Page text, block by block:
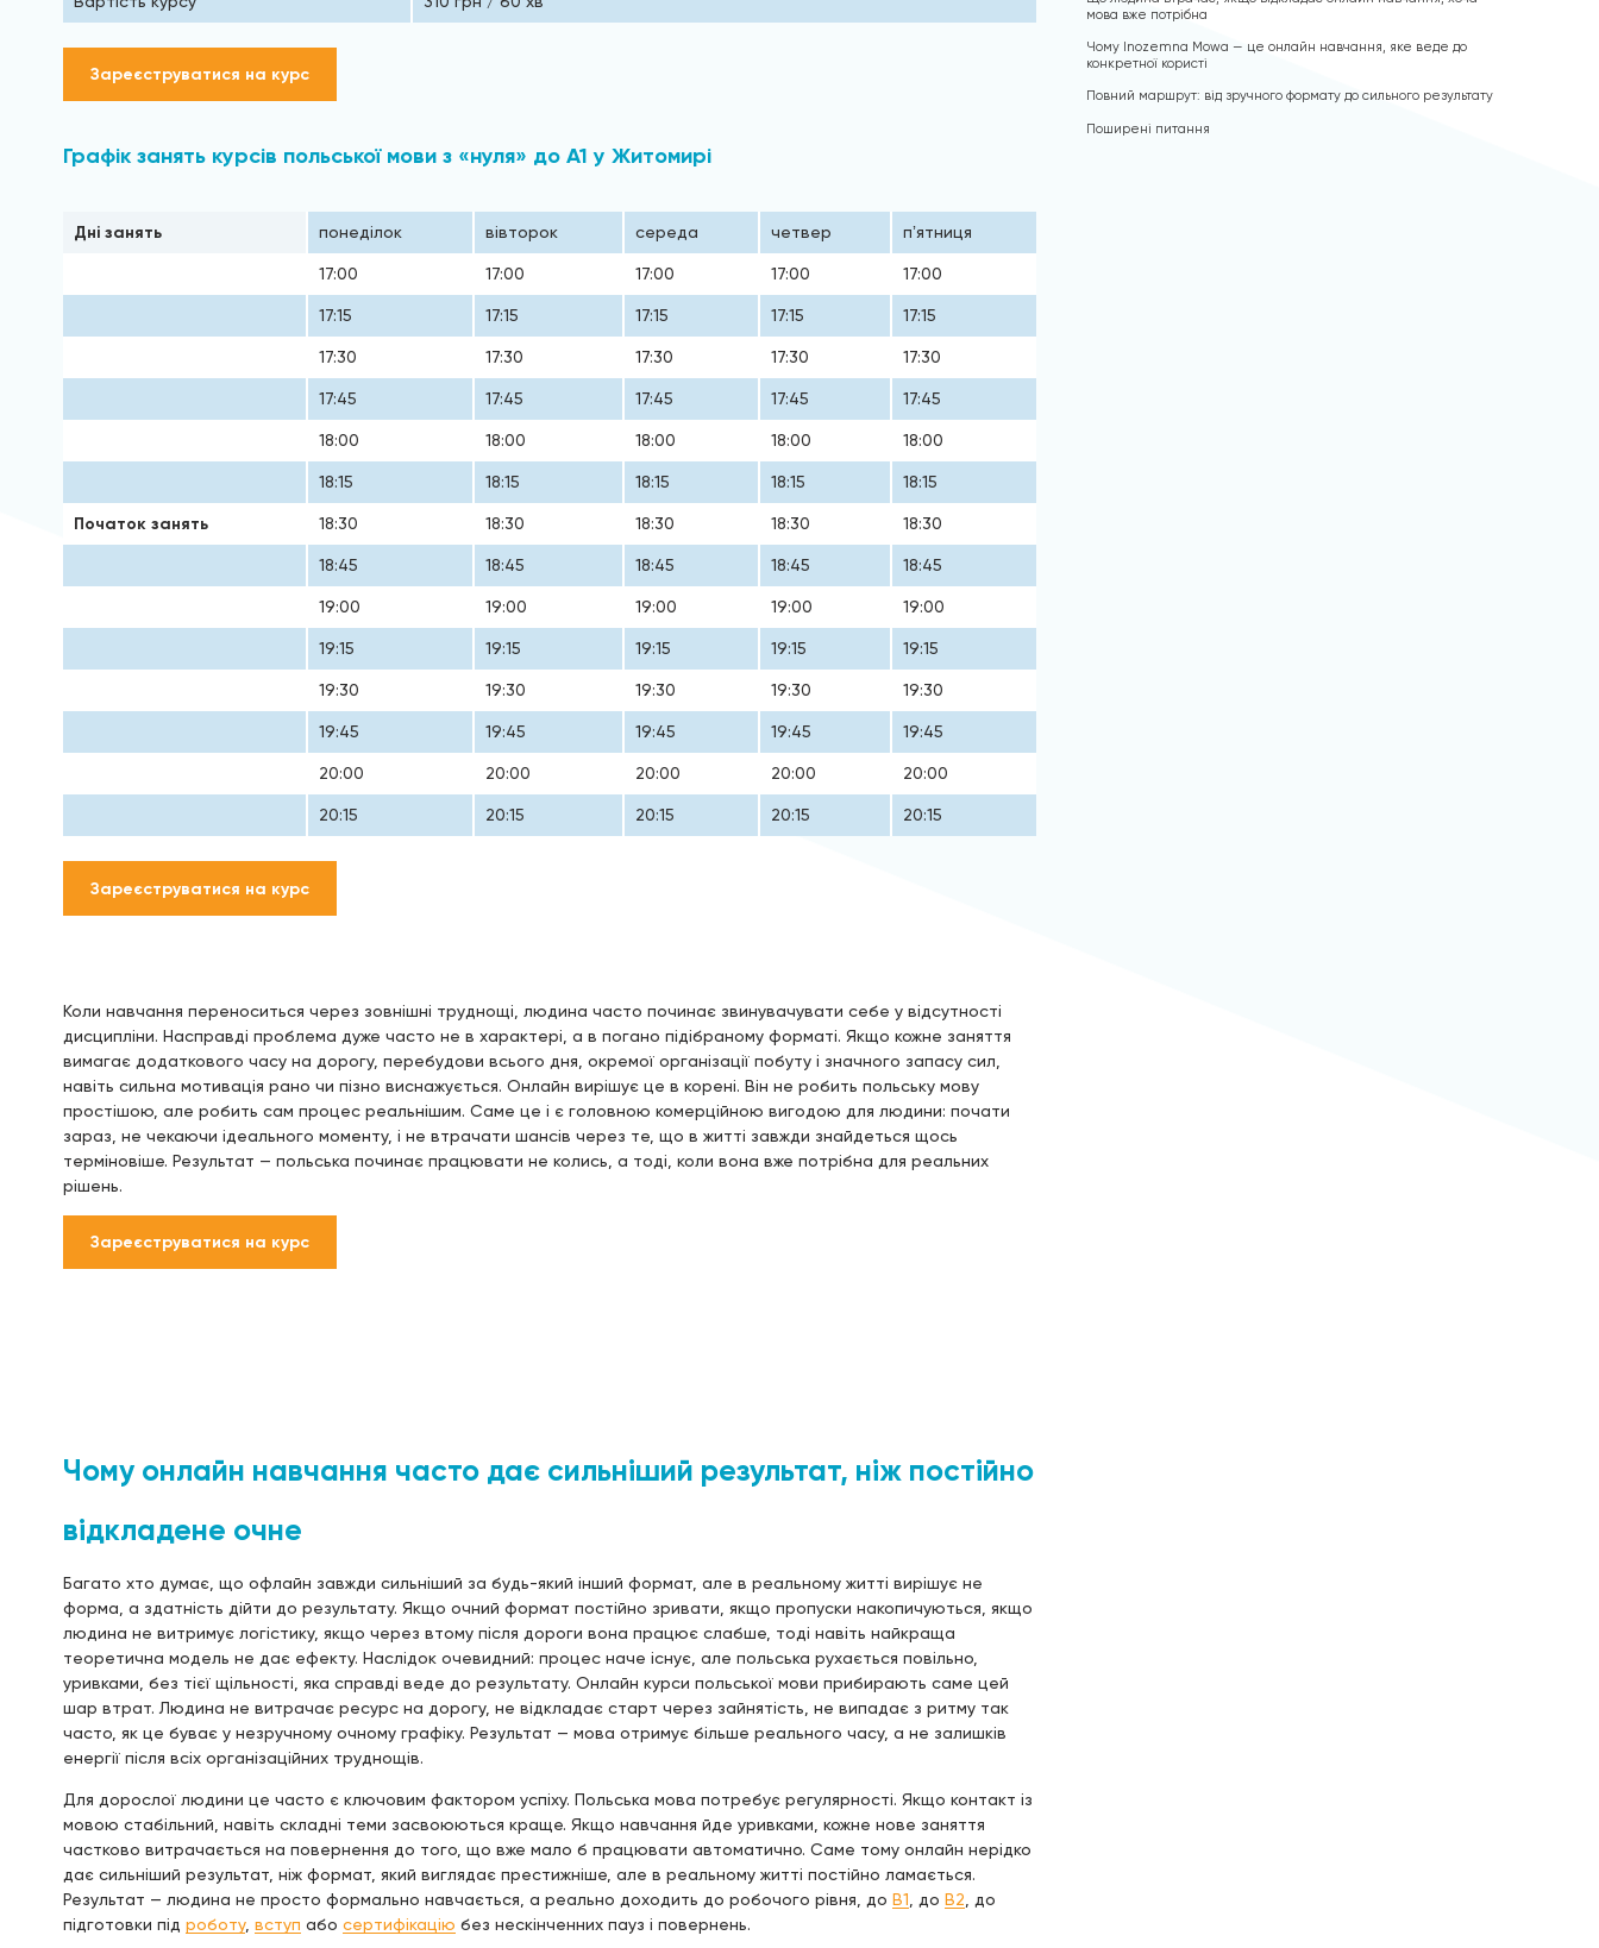
Зареєструватися на курс
Графік занять курсів польської мови з «нуля» до А1 у Житомирі
Дні занять понеділок вівторок середа четвер пʼятниця
17:00 17:00 17:00 17:00 17:00
17:15 17:15 17:15 17:15 17:15
17:30 17:30 17:30 17:30 17:30
17:45 17:45 17:45 17:45 17:45
18:00 18:00 18:00 18:00 18:00
18:15 18:15 18:15 18:15 18:15
Початок занять 18:30 18:30 18:30 18:30 18:30
18:45 18:45 18:45 18:45 18:45
19:00 19:00 19:00 19:00 19:00
19:15 19:15 19:15 19:15 19:15
19:30 19:30 19:30 19:30 19:30
19:45 19:45 19:45 19:45 19:45
20:00 20:00 20:00 20:00 20:00
20:15 20:15 20:15 20:15 20:15
Зареєструватися на курс
Коли навчання переноситься через зовнішні труднощі, людина часто починає звинувачувати себе у відсутності
дисципліни. Насправді проблема дуже часто не в характері, а в погано підібраному форматі. Якщо кожне заняття
вимагає додаткового часу на дорогу, перебудови всього дня, окремої організації побуту і значного запасу сил,
навіть сильна мотивація рано чи пізно виснажується. Онлайн вирішує це в корені. Він не робить польську мову
простішою, але робить сам процес реальнішим. Саме це і є головною комерційною вигодою для людини: почати
зараз, не чекаючи ідеального моменту, і не втрачати шансів через те, що в житті завжди знайдеться щось
терміновіше. Результат — польська починає працювати не колись, а тоді, коли вона вже потрібна для реальних
рішень.
Зареєструватися на курс
Чому онлайн навчання часто дає сильніший результат, ніж постійно
відкладене очне
Багато хто думає, що офлайн завжди сильніший за будь-який інший формат, але в реальному житті вирішує не
форма, а здатність дійти до результату. Якщо очний формат постійно зривати, якщо пропуски накопичуються, якщо
людина не витримує логістику, якщо через втому після дороги вона працює слабше, тоді навіть найкраща
теоретична модель не дає ефекту. Наслідок очевидний: процес наче існує, але польська рухається повільно,
уривками, без тієї щільності, яка справді веде до результату. Онлайн курси польської мови прибирають саме цей
шар втрат. Людина не витрачає ресурс на дорогу, не відкладає старт через зайнятість, не випадає з ритму так
часто, як це буває у незручному очному графіку. Результат — мова отримує більше реального часу, а не залишків
енергії після всіх організаційних труднощів.
Для дорослої людини це часто є ключовим фактором успіху. Польська мова потребує регулярності. Якщо контакт із
мовою стабільний, навіть складні теми засвоюються краще. Якщо навчання йде уривками, кожне нове заняття
частково витрачається на повернення до того, що вже мало б працювати автоматично. Саме тому онлайн нерідко
дає сильніший результат, ніж формат, який виглядає престижніше, але в реальному житті постійно ламається.
Результат — людина не просто формально навчається, а реально доходить до робочого рівня, до B1, до B2, до
підготовки під роботу, вступ або сертифікацію без нескінченних пауз і повернень.
мова вже потрібна
Чому Inozemna Mowa — це онлайн навчання, яке веде до
конкретної користі
Повний маршрут: від зручного формату до сильного результату
Поширені питання